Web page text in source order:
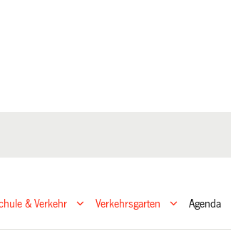
& Verkehr Verkehrsgarten Agenda